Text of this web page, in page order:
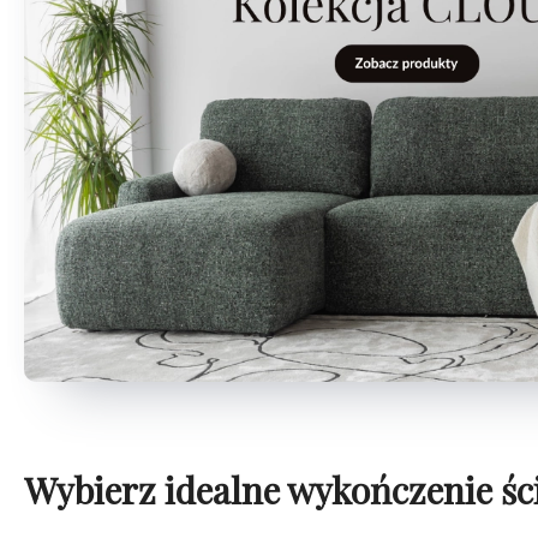
Wybierz idealne wykończenie